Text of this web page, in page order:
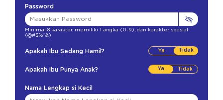
Password
Minimal 8 karakter, memiliki 1 angka (0-9) , dan karakter spesial
(@#$%^&)
Apakah Ibu Sedang Hamil? Tidak
Apakah Ibu Punya Anak? Ya
Nama Lengkap si Kecil